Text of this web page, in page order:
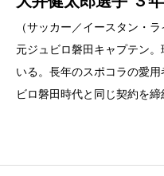
（サッカー／イースタン・ラ
元ジュビロ磐田キャプテン
いる。長年のスポコラの愛
ビロ磐田時代と同じ契約を締